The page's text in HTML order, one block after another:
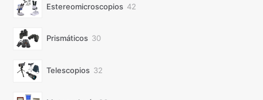
Estereomicroscopios 4242
Prismáticos 3030
Telescopios 3232